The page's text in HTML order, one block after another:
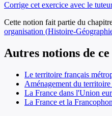
Corrige cet exercice avec le
Cette notion fait partie du
organisation (Histoire-
Autres notions de
Le territoire français
Aménagement du
La France dans l'Union
La France et la